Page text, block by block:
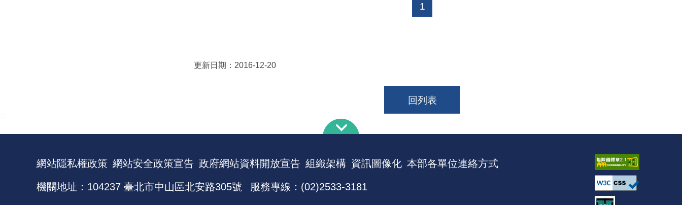
1
更新日期： 2016-12-20
回列表
網站隱私權政策 網站安全政策宣告 政府網站資料開放宣告 組織架構 資訊圖像化 本部各單位連絡方式
機關地址：104237 臺北市中山區北安路305號 服務專線：(02)2533-3181